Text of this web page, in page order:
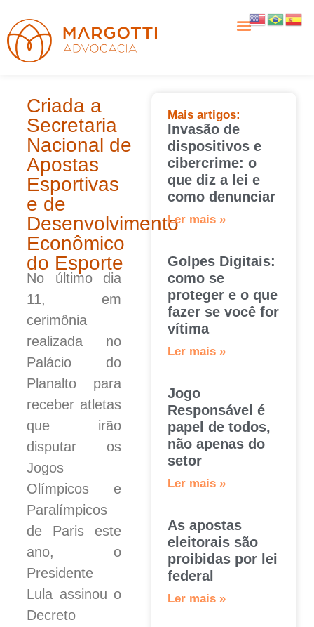
Criada a
Secretaria
Nacional de
Apostas
Esportivas
e de
Desenvolvimento
Econômico
do Esporte
No último dia
11, em
cerimônia
realizada no
Palácio do
Planalto para
receber atletas
que irão
disputar os
Jogos
Olímpicos e
Paralímpicos
de Paris este
ano, o
Presidente
Lula assinou o
Decreto
Mais artigos:
Invasão de
dispositivos e
cibercrime: o
que diz a lei e
como denunciar
Ler mais »
Golpes Digitais:
como se
proteger e o que
fazer se você for
vítima
Ler mais »
Jogo
Responsável é
papel de todos,
não apenas do
setor
Ler mais »
As apostas
eleitorais são
proibidas por lei
federal
Ler mais »